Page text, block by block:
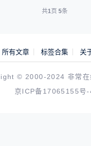
共1页 5条
所有文章 标签合集 关
© 2000-2024 非常在
京ICP备17065155号-